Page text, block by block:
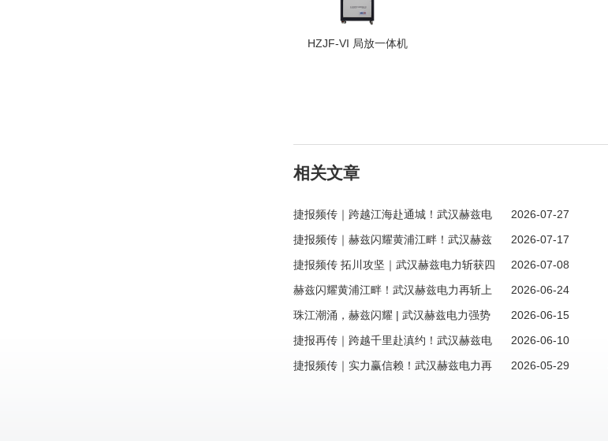
HZJF-VI 局放一体机
相关文章
2026-07-27
捷报频传｜跨越江海赴通城！武汉赫兹电
力强势斩获江苏南通大额新客户订单
2026-07-17
捷报频传｜赫兹闪耀黄浦江畔！武汉赫兹
电力再斩上海大额订单，续写跨区域合作新篇章2026-07-08
捷报频传 拓川攻坚｜武汉赫兹电力斩获四
川德阳大额新客户订单！
2026-06-24
赫兹闪耀黄浦江畔！武汉赫兹电力再斩上
海大额订单，续写跨区域合作新篇章
2026-06-15
珠江潮涌，赫兹闪耀 | 武汉赫兹电力强势
斩获珠海大额新订单！
2026-06-10
捷报再传｜跨越千里赴滇约！武汉赫兹电
力成功签约昆明新客户大额订单，西南市场再添重磅伙伴
2026-05-29
捷报频传｜实力赢信赖！武汉赫兹电力再